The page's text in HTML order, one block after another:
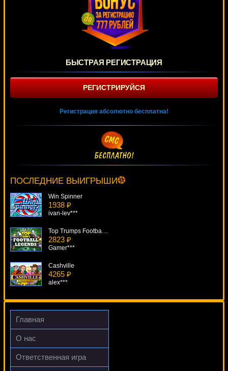
БЫСТРАЯ РЕГИСТРАЦИЯ
РЕГИСТРИРУЙСЯ
Регистрация абсолютно бесплатна!
ПОСЛЕДНИЕ ВЫИГРЫШИ
tank***
Win Spinner
1938 ₽
ivan-lev***
Top Trumps Football Legends
2823 ₽
Gamer***
Cashville
4265 ₽
alex***
Illusionist
1717 ₽
Главная
О нас
Ответственная игра